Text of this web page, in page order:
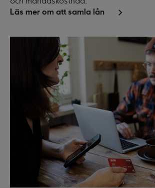
Läs mer om att samla lån